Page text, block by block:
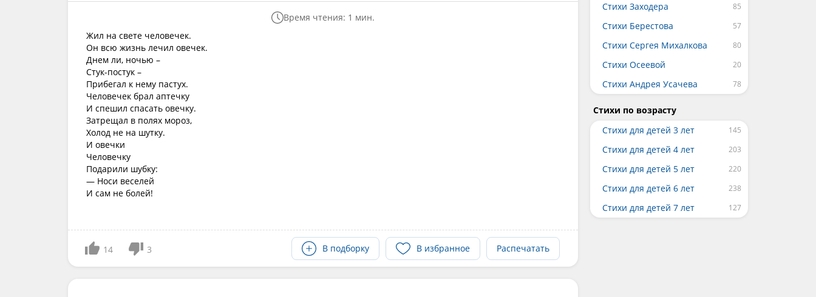
Время чтения: 1 мин.
Жил на свете человечек.
Он всю жизнь лечил овечек.
Днем ли, ночью –
Стук-постук –
Прибегал к нему пастух.
Человечек брал аптечку
И спешил спасать овечку.
Затрещал в полях мороз,
Холод не на шутку.
И овечки
Человечку
Подарили шубку:
— Носи веселей
И сам не болей!
14 3 В подборку В избранное Распечатать
Стихи Заходера
Стихи Берестова
Стихи Сергея Михалкова
Стихи Осеевой
Стихи Андрея Усачева
Стихи по возрасту
Стихи для детей 3 лет
Стихи для детей 4 лет
Стихи для детей 5 лет
Стихи для детей 6 лет
Стихи для детей 7 лет